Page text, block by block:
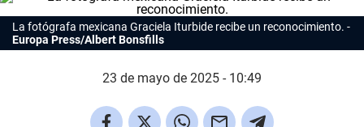
La fotógrafa mexicana Graciela Iturbide recibe un reconocimiento.
Europa Press/Albert Bonsfills
23 de mayo de 2025 - 10:49